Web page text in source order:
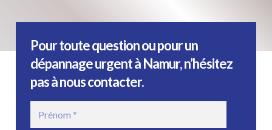
Pour toute question ou pour un
dépannage urgent à Namur, n’hésitez
pas à nous contacter.